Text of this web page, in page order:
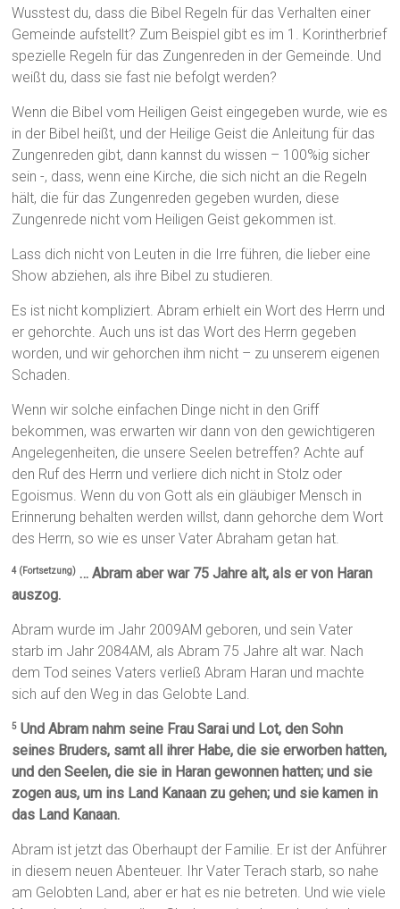
Wusstest du, dass die Bibel Regeln für das Verhalten einer
Gemeinde aufstellt? Zum Beispiel gibt es im 1. Korintherbrief
spezielle Regeln für das Zungenreden in der Gemeinde. Und
weißt du, dass sie fast nie befolgt werden?
Wenn die Bibel vom Heiligen Geist eingegeben wurde, wie es
in der Bibel heißt, und der Heilige Geist die Anleitung für das
Zungenreden gibt, dann kannst du wissen – 100%ig sicher
sein -, dass, wenn eine Kirche, die sich nicht an die Regeln
hält, die für das Zungenreden gegeben wurden, diese
Zungenrede nicht vom Heiligen Geist gekommen ist.
Lass dich nicht von Leuten in die Irre führen, die lieber eine
Show abziehen, als ihre Bibel zu studieren.
Es ist nicht kompliziert. Abram erhielt ein Wort des Herrn und
er gehorchte. Auch uns ist das Wort des Herrn gegeben
worden, und wir gehorchen ihm nicht – zu unserem eigenen
Schaden.
Wenn wir solche einfachen Dinge nicht in den Griff
bekommen, was erwarten wir dann von den gewichtigeren
Angelegenheiten, die unsere Seelen betreffen? Achte auf
den Ruf des Herrn und verliere dich nicht in Stolz oder
Egoismus. Wenn du von Gott als ein gläubiger Mensch in
Erinnerung behalten werden willst, dann gehorche dem Wort
des Herrn, so wie es unser Vater Abraham getan hat.
4 (Fortsetzung) … Abram aber war 75 Jahre alt, als er von Haran
auszog.
Abram wurde im Jahr 2009AM geboren, und sein Vater
starb im Jahr 2084AM, als Abram 75 Jahre alt war. Nach
dem Tod seines Vaters verließ Abram Haran und machte
sich auf den Weg in das Gelobte Land.
5 Und Abram nahm seine Frau Sarai und Lot, den Sohn
seines Bruders, samt all ihrer Habe, die sie erworben hatten,
und den Seelen, die sie in Haran gewonnen hatten; und sie
zogen aus, um ins Land Kanaan zu gehen; und sie kamen in
das Land Kanaan.
Abram ist jetzt das Oberhaupt der Familie. Er ist der Anführer
in diesem neuen Abenteuer. Ihr Vater Terach starb, so nahe
am Gelobten Land, aber er hat es nie betreten. Und wie viele